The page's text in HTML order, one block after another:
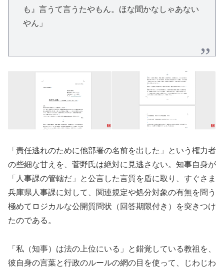
も』言うて言うたやもん。ほな聞かなしゃあない
やん」
「責任逃れのために他部署の名前を出した」という権力者
の些細な甘えを、菅野氏は絶対に見逃さない。知事自身が
「人事課の管轄だ」と公言した言質を盾に取り、すぐさま
兵庫県人事課に対して、関連規定や処分対象の有無を問う
極めてロジカルな公開質問状（回答期限付き）を突きつけ
たのである。
「私（知事）は法の上位にいる」と錯覚している教祖を、
彼自身の言葉と行政のルールの網の目を使って、じわじわ